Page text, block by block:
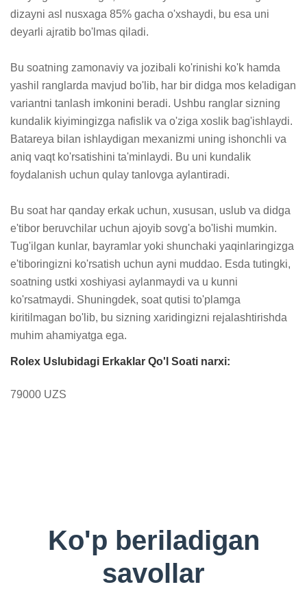
dizayni asl nusxaga 85% gacha o'xshaydi, bu esa uni
deyarli ajratib bo'lmas qiladi.
Bu soatning zamonaviy va jozibali ko'rinishi ko'k hamda
yashil ranglarda mavjud bo'lib, har bir didga mos keladigan
variantni tanlash imkonini beradi. Ushbu ranglar sizning
kundalik kiyimingizga nafislik va o'ziga xoslik bag'ishlaydi.
Batareya bilan ishlaydigan mexanizmi uning ishonchli va
aniq vaqt ko'rsatishini ta'minlaydi. Bu uni kundalik
foydalanish uchun qulay tanlovga aylantiradi.
Bu soat har qanday erkak uchun, xususan, uslub va didga
e'tibor beruvchilar uchun ajoyib sovg'a bo'lishi mumkin.
Tug'ilgan kunlar, bayramlar yoki shunchaki yaqinlaringizga
e'tiboringizni ko'rsatish uchun ayni muddao. Esda tutingki,
soatning ustki xoshiyasi aylanmaydi va u kunni
ko'rsatmaydi. Shuningdek, soat qutisi to'plamga
kiritilmagan bo'lib, bu sizning xaridingizni rejalashtirishda
muhim ahamiyatga ega.
Rolex Uslubidagi Erkaklar Qo'l Soati narxi:
79000 UZS
Ko'p beriladigan
savollar